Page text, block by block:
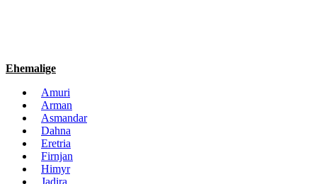
Ehemalige
Amuri
Arman
Asmandar
Dahna
Eretria
Firnjan
Himyr
Jadira